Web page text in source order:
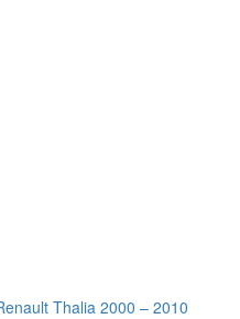
Thalia 2000 – 2010